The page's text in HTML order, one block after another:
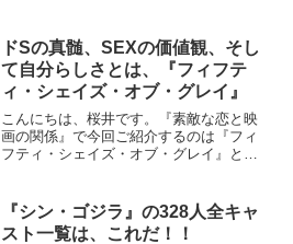
禁拷問ホラー映画？...
ドSの真髄、SEXの価値観、そし
て自分らしさとは、『フィフテ
ィ・シェイズ・オブ・グレイ』
こんにちは、桜井です。『素敵な恋と映
画の関係』で今回ご紹介するのは『フィ
フティ・シェイズ・オブ・グレイ』とい
若くして成功した実業家のグレイと知り
合ったことから全てが始まり...
『シン・ゴジラ』の328人全キャ
スト一覧は、これだ！！